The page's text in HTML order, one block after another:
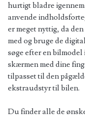
hurtigt bladre
anvende
er meget nyttig, da
med og bruge de
søge efter en bilmodel
skærmen med dine
tilpasset til den
ekstraudstyr til bilen.
Du finder alle de